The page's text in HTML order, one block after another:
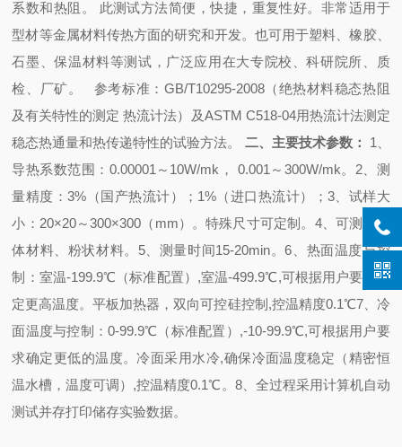
系数和热阻。 此测试方法简便，快捷，重复性好。非常适用于
型材等金属材料传热方面的研究和开发。也可用于塑料、橡胶、
石墨、保温材料等测试，广泛应用在大专院校、科研院所、质
检、厂矿。
参考标准：GB/T10295-2008（绝热材料稳态热阻
及有关特性的测定 热流计法）及ASTM C518-04用热流计法测定
稳态热通量和热传递特性的试验方法。 二、主要技术参数： 1、
导热系数范围：0.00001～10W/mk，
0.001～300W/mk。 2、测
量精度：3%（国产热流计）；1%（进口热流计）； 3、试样大
小：20×20～300×300（mm）。特殊尺寸可定制。 4、可测试固
体材料、粉状材料。 5、测量时间15-20min。6、热面温度与控
制：室温-199.9℃（标准配置）,室温-499.9℃,可根据用户要求确
定更高温度。平板加热器，双向可控硅控制,控温精度0.1℃7、冷
面温度与控制：0-99.9℃（标准配置）,-10-99.9℃,可根据用户要
求确定更低的温度。冷面采用水冷,确保冷面温度稳定（精密恒
温水槽，温度可调）,控温精度0.1℃。 8、全过程采用计算机自动
测试并存打印储存实验数据。